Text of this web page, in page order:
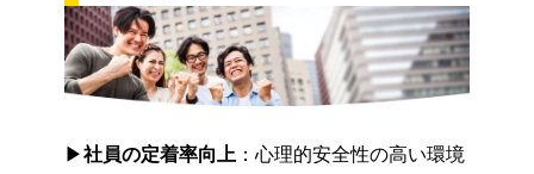
▶社員の定着率向上 ：心理的安全性の高い環境